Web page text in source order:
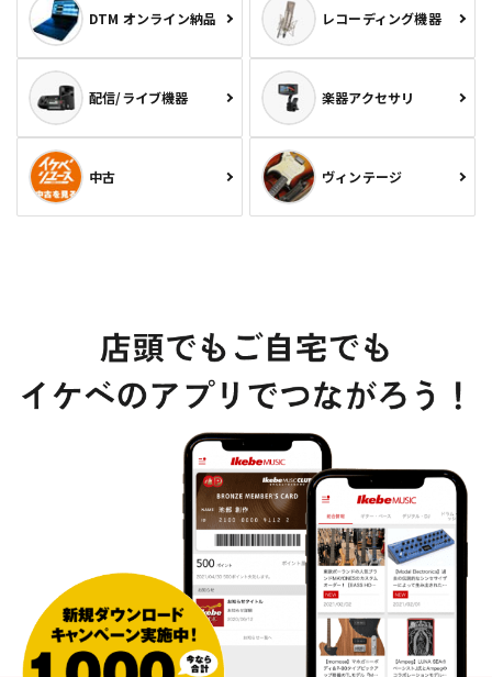
DTM オンライン納品 レコーディング機器
配信/ライブ機器 楽器アクセサリ
中古 ヴィンテージ